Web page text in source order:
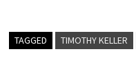
TAGGED TIMOTHY KELLER